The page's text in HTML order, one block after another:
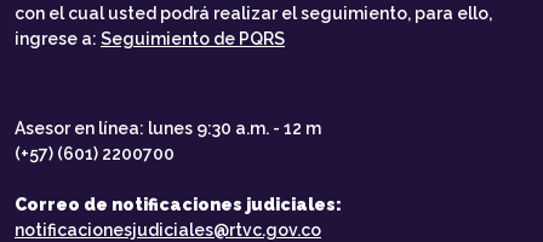
con el cual usted podrá realizar el seguimiento, para ello,
ingrese a: Seguimiento de PQRS
Asesor en línea: lunes 9:30 a.m. - 12 m
(+57) (601) 2200700
Correo de notificaciones judiciales:
notificacionesjudiciales@rtvc.gov.co